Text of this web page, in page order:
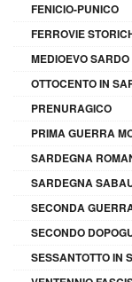
FENICIO-PUNICO
FERROVIE
MEDIOEVO SARDO
OTTOCENTO IN
PRENURAGICO
PRIMA GUERRA
SARDEGNA
SARDEGNA
SECONDA
SECONDO
SESSANTOTTO IN